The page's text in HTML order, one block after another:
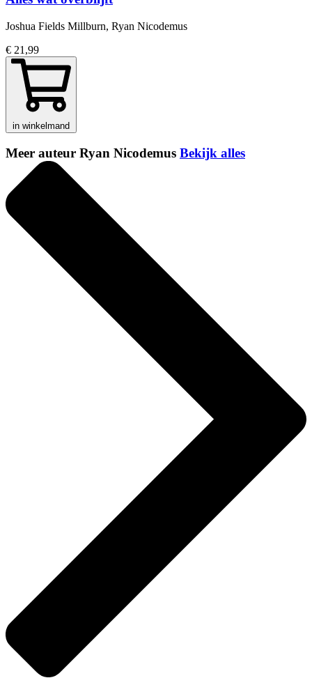
Joshua Fields Millburn, Ryan Nicodemus
€ 21,99
in winkelmand
Meer auteur Ryan Nicodemus Bekijk alles